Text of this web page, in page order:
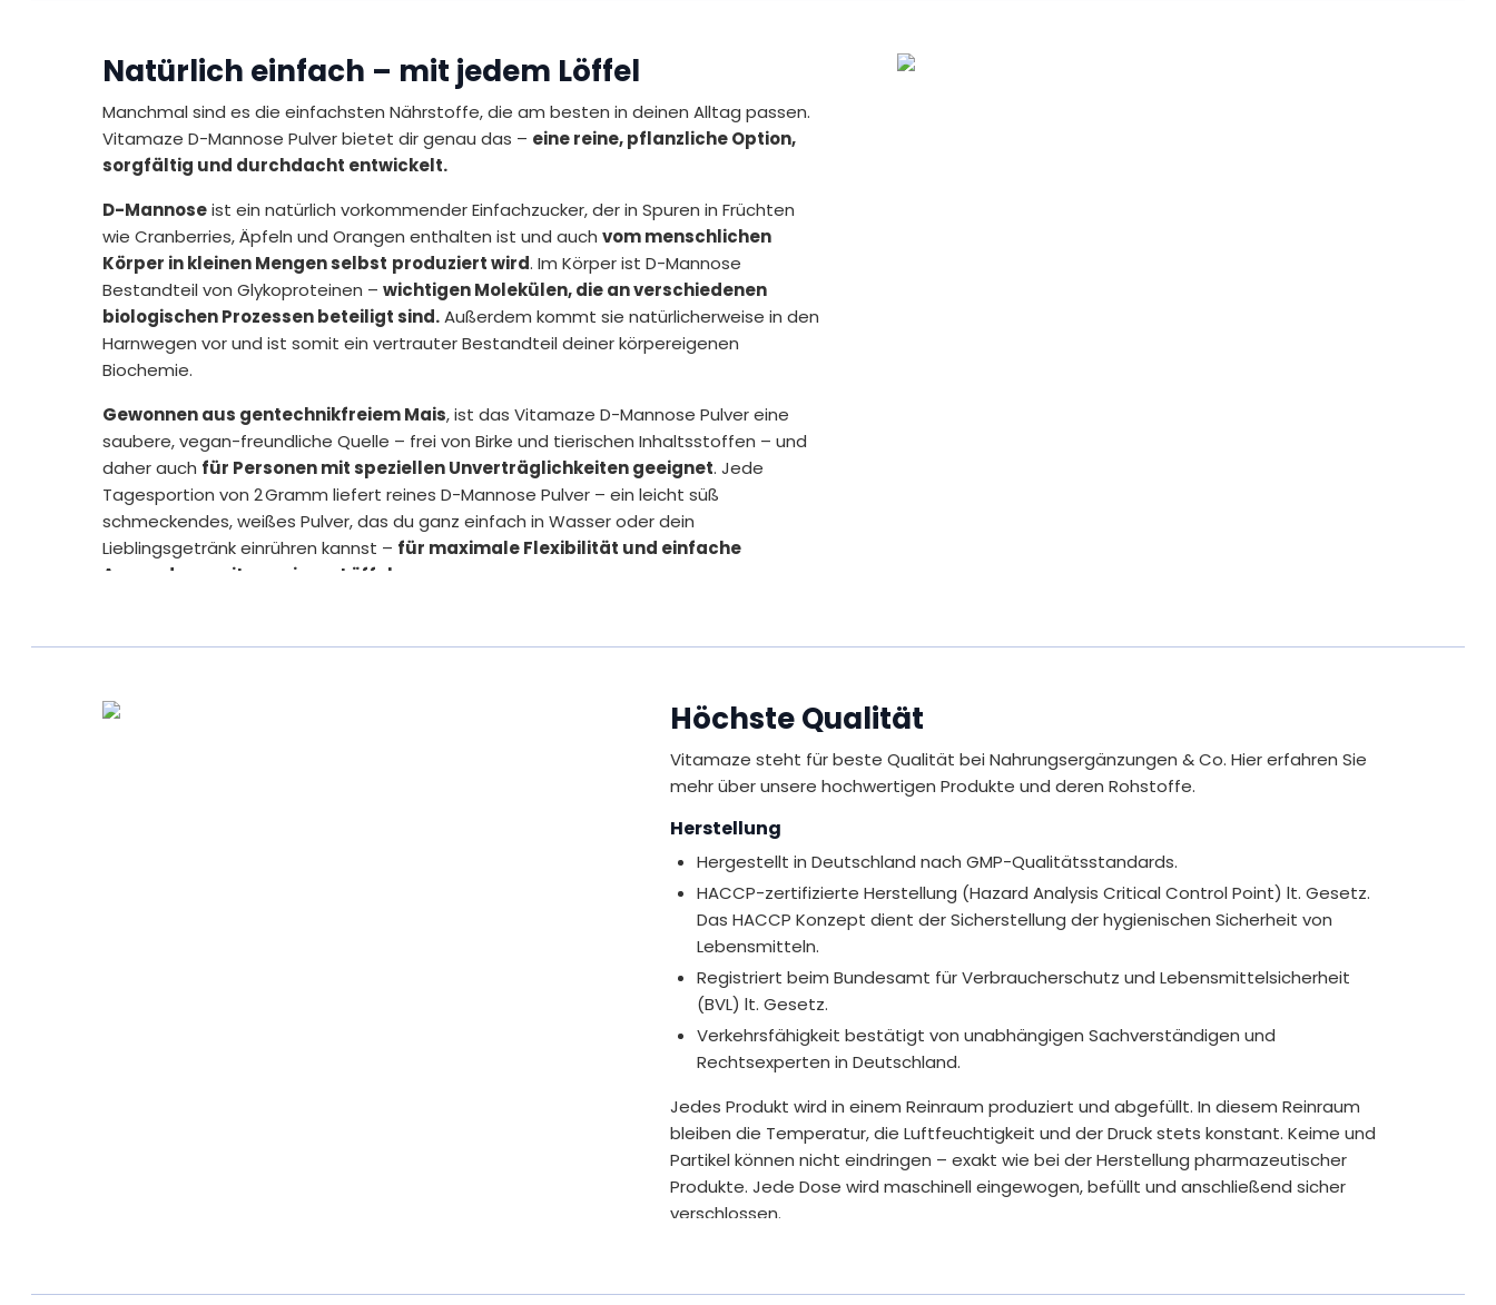
Natürlich einfach – mit jedem Löffel
Manchmal sind es die einfachsten Nährstoffe, die am besten in deinen Alltag passen.
Vitamaze D-Mannose Pulver bietet dir genau das – eine reine, pflanzliche Option,
sorgfältig und durchdacht entwickelt.
D-Mannoseist ein natürlich vorkommender Einfachzucker, der in Spuren in Früchten
wie Cranberries, Äpfeln und Orangen enthalten ist und auch vom menschlichen
Körper in kleinen Mengen selbst produziert wird. Im Körper ist D-Mannose
Bestandteil von Glykoproteinen – wichtigen Molekülen, die an verschiedenen
biologischen Prozessen beteiligt sind.Außerdem kommt sie natürlicherweise in den
Harnwegen vor und ist somit ein vertrauter Bestandteil deiner körpereigenen
Biochemie.
Gewonnen aus gentechnikfreiem Mais, ist das Vitamaze D-Mannose Pulver eine
saubere, vegan-freundliche Quelle – frei von Birke und tierischen Inhaltsstoffen – und
daher auch für Personen mit speziellen Unverträglichkeiten geeignet. Jede
Tagesportion von 2 Gramm liefert reines D-Mannose Pulver – ein leicht süß
schmeckendes, weißes Pulver, das du ganz einfach in Wasser oder dein
Lieblingsgetränk einrühren kannst – für maximale Flexibilität und einfache
Anwendung mit nur einem Löffel.
was dein Körper braucht – nicht mehr und nicht weniger
Höchste Qualität
Vitamaze steht für beste Qualität bei Nahrungsergänzungen & Co. Hier erfahren Sie
mehr über unsere hochwertigen Produkte und deren Rohstoffe.
Herstellung
Hergestellt in Deutschland nach GMP-Qualitätsstandards.
HACCP-zertifizierte Herstellung (Hazard Analysis Critical Control Point) lt. Gesetz.
Das HACCP Konzept dient der Sicherstellung der hygienischen Sicherheit von
Lebensmitteln.
Registriert beim Bundesamt für Verbraucherschutz und Lebensmittelsicherheit
(BVL) lt. Gesetz.
Verkehrsfähigkeit bestätigt von unabhängigen Sachverständigen und
Rechtsexperten in Deutschland.
Jedes Produkt wird in einem Reinraum produziert und abgefüllt. In diesem Reinraum
bleiben die Temperatur, die Luftfeuchtigkeit und der Druck stets konstant. Keime und
Partikel können nicht eindringen – exakt wie bei der Herstellung pharmazeutischer
Produkte. Jede Dose wird maschinell eingewogen, befüllt und anschließend sicher
verschlossen.